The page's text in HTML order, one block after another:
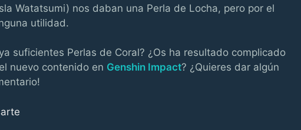
Watatsumi) nos daban una Perla de Locha, pero por el
utilidad.
suficientes Perlas de Coral? ¿Os ha resultado complicado
nuevo contenido en Genshin Impact? ¿Quieres dar algún